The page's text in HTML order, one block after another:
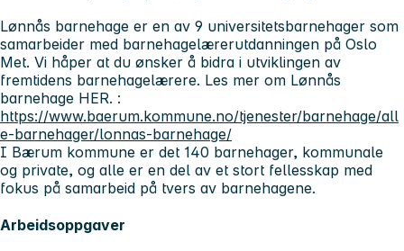
Lønnås barnehage er en av 9 universitetsbarnehager som
samarbeider med barnehagelærerutdanningen på Oslo
Met. Vi håper at du ønsker å bidra i utviklingen av
fremtidens barnehagelærere. Les mer om Lønnås
barnehage HER. :
https://www.baerum.kommune.no/tjenester/barnehage/all
e-barnehager/lonnas-barnehage/
I Bærum kommune er det 140 barnehager, kommunale
og private, og alle er en del av et stort fellesskap med
fokus på samarbeid på tvers av barnehagene.
Arbeidsoppgaver